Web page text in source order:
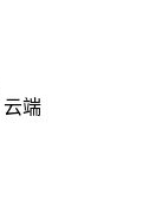
云端